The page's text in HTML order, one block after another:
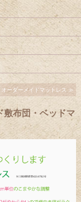
ーダーメイドマットレス ≫
敷布団・ベッドマ